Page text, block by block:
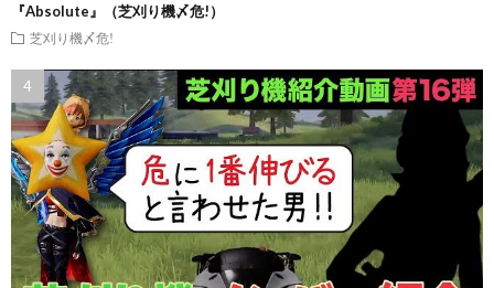
『Absolute』（芝刈り機〆危!）
芝刈り機〆危!